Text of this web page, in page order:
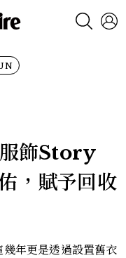
飾Story
，賦予回收
年更是透過設置舊衣